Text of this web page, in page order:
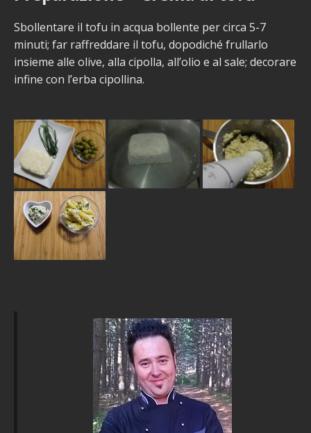
Sbollentare il tofu in acqua bollente per circa 5-7
minuti; far raffreddare il tofu, dopodiché frullarlo
insieme alle olive, alla cipolla, all’olio e al sale; decorare
infine con l’erba cipollina.